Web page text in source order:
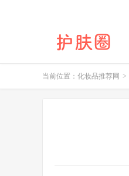
当前位置： 化妆品推荐网 >